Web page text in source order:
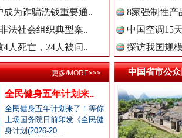
公众新闻网.
公民新闻网.
公共新闻网.
柜里的秘密 高速路
成为诈骗洗钱重要通..
法社会组织典型案..
人死亡，24人被问..
8家强制性产
中国空调15
探访我国规
全民健身五年计划来..
全民健身五年计划来了！等你
上场国务院日前印发《全民健
身计划(2026-20..
更多/MORE>>> 中国省市公